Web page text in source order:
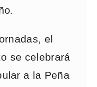
el
se celebrará
a la Peña